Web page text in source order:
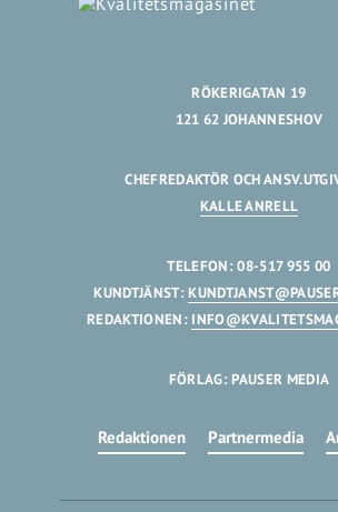
RÖKERIGATAN 19
121 62 JOHANNESHOV
CHEFREDAKTÖR OCH
KALLE ANRELL
TELEFON: 08-517 955 00
KUNDTJÄNST:
REDAKTIONEN:
FÖRLAG: PAUSER MEDIA
Redaktionen Partnermedia